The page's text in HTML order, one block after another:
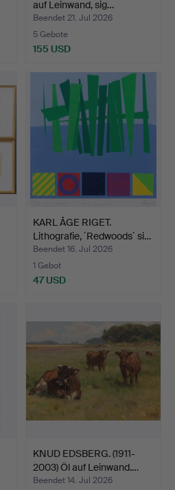
auf Leinwand, sig…
Beendet 21. Jul 2026
5 Gebote
155 USD
KARL ÅGE RIGET.
Lithografie, ´Redwoods´ si…
Beendet 16. Jul 2026
1 Gebot
47 USD
KNUD EDSBERG. (1911-
2003) Öl auf Leinwand.…
Beendet 14. Jul 2026